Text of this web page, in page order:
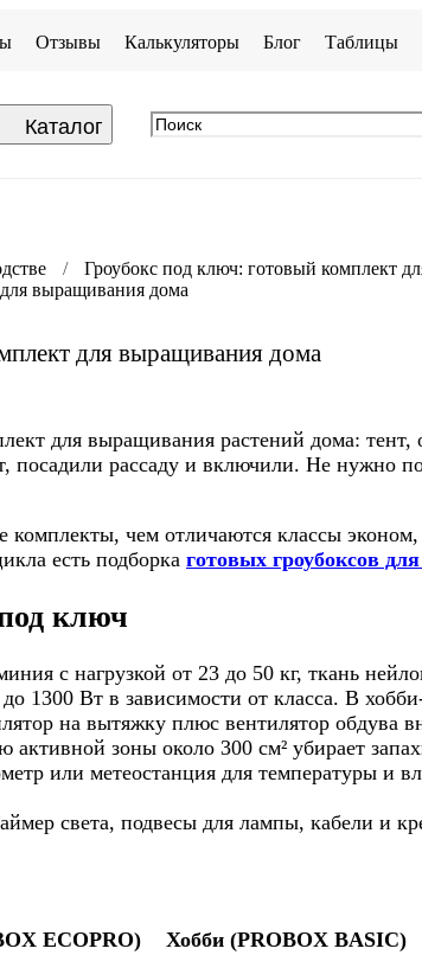
Отзывы Калькуляторы Блог Таблицы
Каталог
Гроубокс под ключ: готовый комплект
для выращивания дома
для выращивания растений дома:
посадили рассаду и включили. Не нужно
комплекты, чем отличаются классы
есть подборка готовых гроубоксов
ключ
с нагрузкой от 23 до 50 кг, ткань
1300 Вт в зависимости от класса. В
на вытяжку плюс вентилятор обдува
зоны около 300 см² убирает
или метеостанция для температуры и
света, подвесы для лампы, кабели и
ECOPRO) Хобби (PROBOX BASIC)